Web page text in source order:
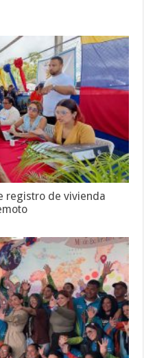
registro de vivienda